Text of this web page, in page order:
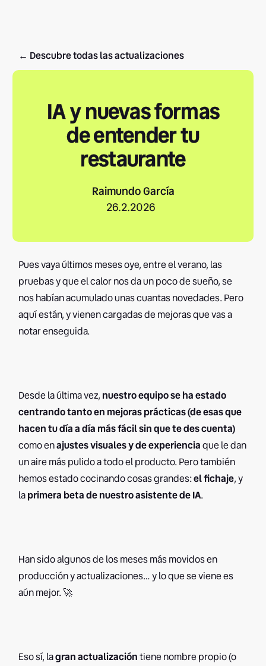
← Descubre todas las actualizaciones
IA y nuevas formas
de entender tu
restaurante
Raimundo García
26.2.2026
Pues vaya últimos meses oye, entre el verano, las
pruebas y que el calor nos da un poco de sueño, se
nos habían acumulado unas cuantas novedades. Pero
aquí están, y vienen cargadas de mejoras que vas a
notar enseguida.
Desde la última vez, nuestro equipo se ha estado
centrando tanto en mejoras prácticas (de esas que
hacen tu día a día más fácil sin que te des cuenta)
como enajustes visuales y de experienciaque le dan
un aire más pulido a todo el producto. Pero también
hemos estado cocinando cosas grandes:el fichaje, y
laprimera beta de nuestro asistente de IA.
Han sido algunos de los meses más movidos en
producción y actualizaciones… y lo que se viene es
aún mejor. 🚀
Eso sí, lagran actualizacióntiene nombre propio (o